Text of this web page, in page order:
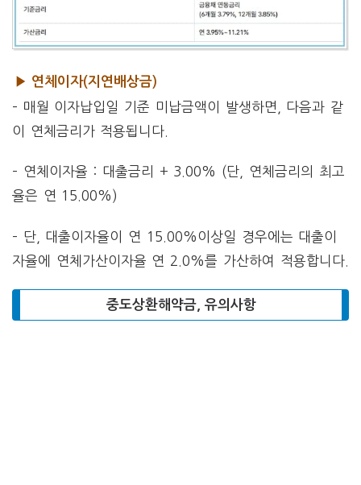
▶ 연체이자(지연배상금)
– 매월 이자납입일 기준 미납금액이 발생하면, 다음과 같
이 연체금리가 적용됩니다.
– 연체이자율 : 대출금리 + 3.00% (단, 연체금리의 최고
율은 연 15.00%)
– 단, 대출이자율이 연 15.00%이상일 경우에는 대출이
자율에 연체가산이자율 연 2.0%를 가산하여 적용합니다.
중도상환해약금, 유의사항